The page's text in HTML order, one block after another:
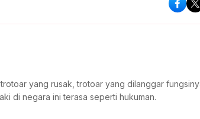
yang rusak, trotoar yang dilanggar
di negara ini terasa seperti hukuman.